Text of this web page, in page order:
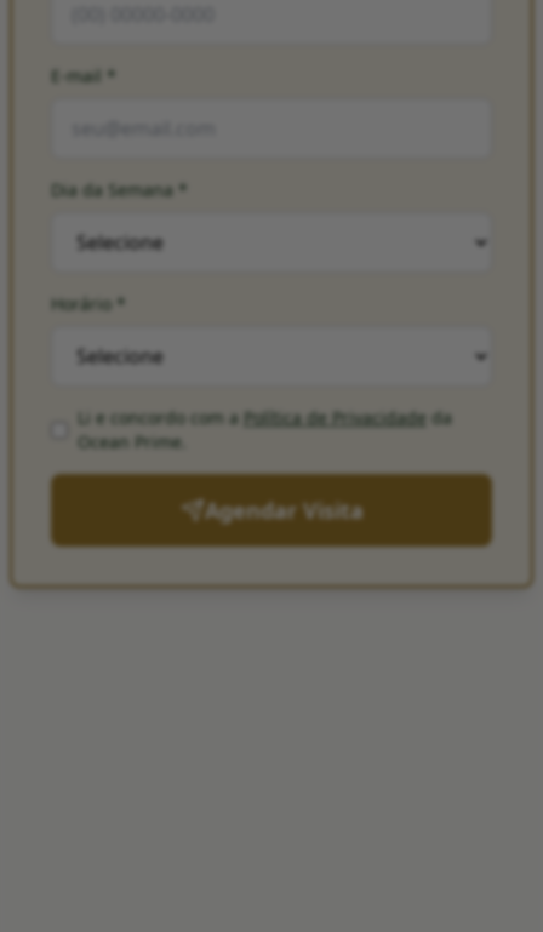
E-mail *
Dia da Semana *
Horário *
Li e concordo com a Política de Privacidade da
Ocean Prime
Agendar Visita